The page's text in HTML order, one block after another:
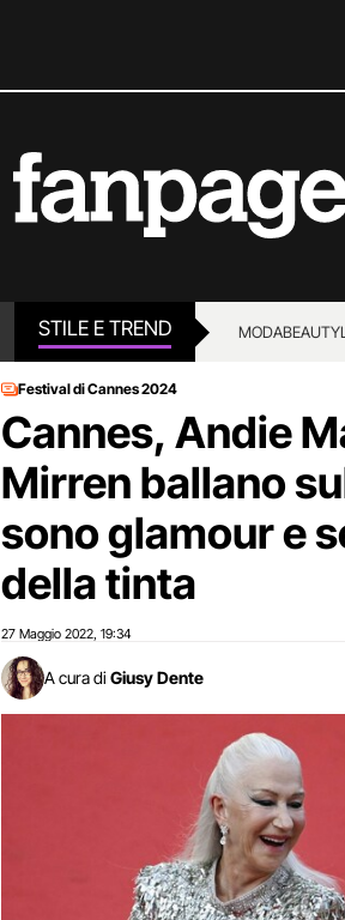
STILE E TREND MODABEAUTY
Festival di Cannes 2024
Cannes, Andie
Mirren ballano
sono glamour e
della tinta
27 Maggio 2022 19:34
A cura di Giusy Dente